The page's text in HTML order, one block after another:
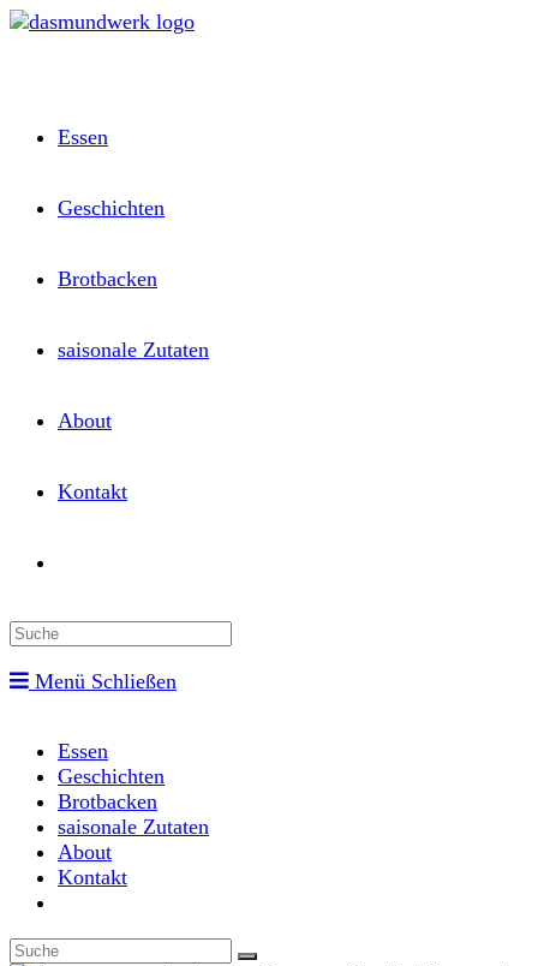
Zum
Essen
Geschichten
Brotbacken
saisonale Zutaten
About
Kontakt
website
Menü Schließen
Essen
Geschichten
Brotbacken
saisonale Zutaten
About
Kontakt
search